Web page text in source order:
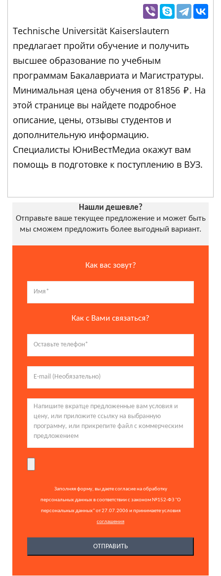
Technische Universität Kaiserslautern
предлагает пройти обучение и получить
высшее образование по учебным
программам Бакалавриата и Магистратуры.
Минимальная цена обучения от 81856 ₽. На
этой странице вы найдете подробное
описание, цены, отзывы студентов и
дополнительную информацию.
Специалисты ЮниВестМедиа окажут вам
помощь в подготовке к поступлению в ВУЗ.
Нашли дешевле?
Отправьте ваше текущее предложение и может быть
мы сможем предложить более выгодный вариант.
Как вас зовут?
Как с Вами связаться?
Заполняя форму, вы даете согласие на обработку
персональных данных в соответствии с законом №152-ФЗ "О
персональных данных" от 27.07.2006 и принимаете условия
соглашения